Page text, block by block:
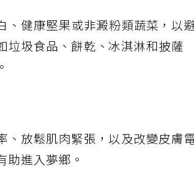
、健康堅果或非澱粉類蔬菜，以
垃圾食品、餅乾、冰淇淋和披薩
、放鬆肌肉緊張，以及改變皮膚
進入夢鄉。